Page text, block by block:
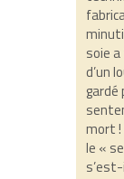
soie
d’un
gardé
mort
le «